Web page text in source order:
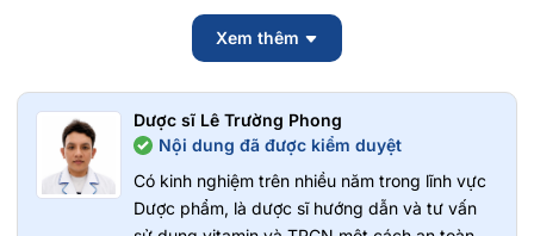
Cung cấp chất dinh dưỡng cần thiết cho sự phát triển
của não bộ, tăng cường trí nhớ, đặc biệt là việc phát triển
trí não của trẻ.
Cung cấp dưỡng chất giúp đôi mắt sáng khỏe, ngăn
ngừa các bệnh về mắt, cải thiện thị lực
Xem thêm
Dược sĩ Lê Trường Phong
Nội dung đã được kiểm duyệt
Có kinh nghiệm trên nhiều năm trong lĩnh vực
Dược phẩm, là dược sĩ hướng dẫn và tư vấn